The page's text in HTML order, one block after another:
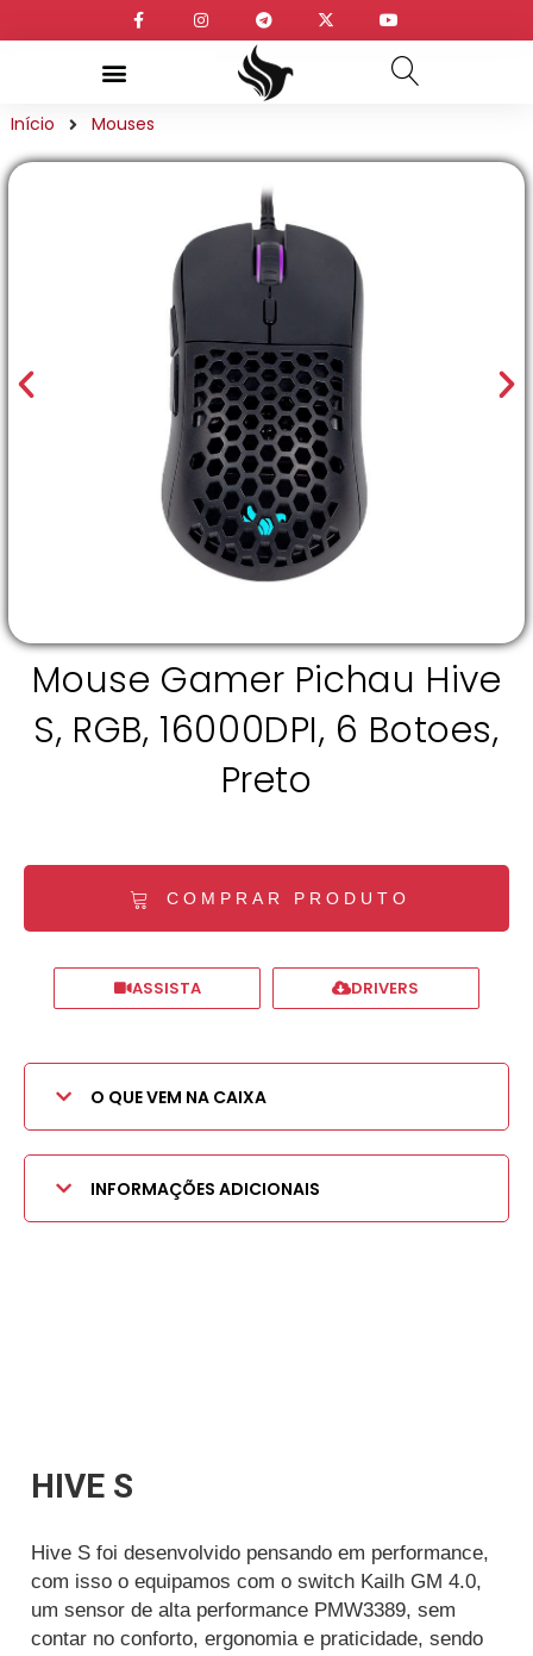
Início Mouses
Mouse Gamer Pichau Hive
S, RGB, 16000DPI, 6 Botoes,
Preto
COMPRAR PRODUTO
ASSISTA DRIVERS
O QUE VEM NA CAIXA
INFORMAÇÕES ADICIONAIS
HIVE S
Hive S foi desenvolvido pensando em performance,
com isso o equipamos com o switch Kailh GM 4.0,
um sensor de alta performance PMW3389, sem
contar no conforto, ergonomia e praticidade, sendo